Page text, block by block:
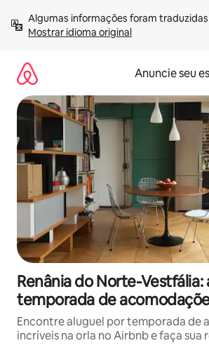
para
Mostrar idioma original
Anuncie seu
Renânia do Norte-
temporada de
Encontre aluguel por temporada de
incríveis na orla no Airbnb e faça sua